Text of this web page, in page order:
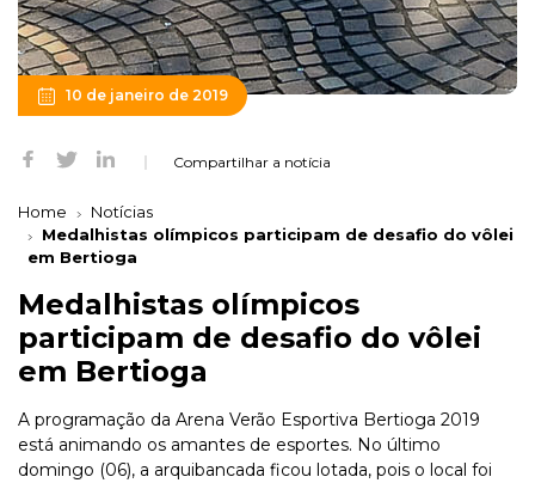
10 de janeiro de 2019
Compartilhar a notícia
Home
Notícias
Medalhistas olímpicos participam de desafio do vôlei
em Bertioga
Medalhistas olímpicos
participam de desafio do vôlei
em Bertioga
A programação da Arena Verão Esportiva Bertioga 2019
está animando os amantes de esportes. No último
domingo (06), a arquibancada ficou lotada, pois o local foi